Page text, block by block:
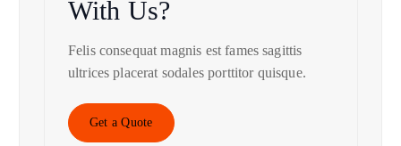
With Us?
Felis consequat magnis est fames sagittis
ultrices placerat sodales porttitor quisque.
Get a Quote